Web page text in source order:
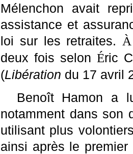
Mélenchon avait
assistance et
loi sur les retraites. À
deux fois selon Éric
(Libération du 17 avril
Benoît Hamon a
notamment dans son
utilisant plus
ainsi après le